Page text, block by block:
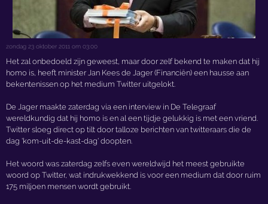
zondag 23 oktober 2011 om 03:00
Het zal onbedoeld zijn geweest, maar door zelf bekend te maken dat hij
homo is, heeft minister Jan Kees de Jager (Financiën) een hausse aan
bekentenissen op het medium Twitter uitgelokt.
De Jager maakte zaterdag via een interview in De Telegraaf
wereldkundig dat hij homo is en al een tijdje gelukkig is met een vriend.
Twitter sloeg direct op tilt door talloze berichten van twitteraars die de
dag 'kom-uit-de-kast-dag' doopten.
Het woord was zaterdag zelfs even wereldwijd het meest gebruikte
woord op Twitter, wat indrukwekkend is voor een medium dat door ruim
175 miljoen mensen wordt gebruikt.